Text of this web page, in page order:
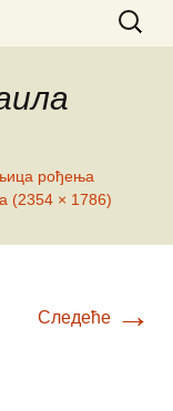
рођења
(2354 × 1786)
Следеће →